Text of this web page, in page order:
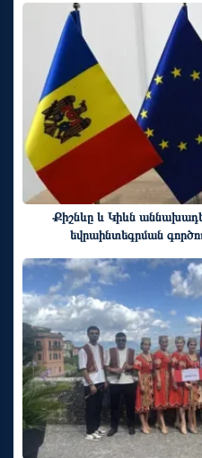
Քիշնևը և Կիևն
եվրաինտեգրման